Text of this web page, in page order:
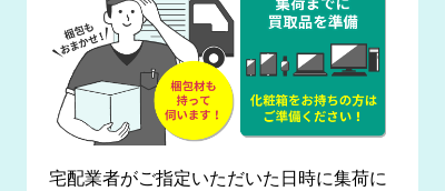
宅配業者がご指定いただいた日時に集荷に